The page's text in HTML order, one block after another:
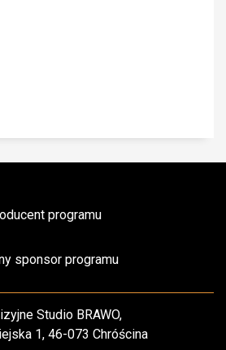
programu
sponsor programu
Studio BRAWO,
1, 46-073 Chróścina